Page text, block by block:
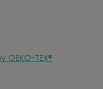
OEKO-TEX®